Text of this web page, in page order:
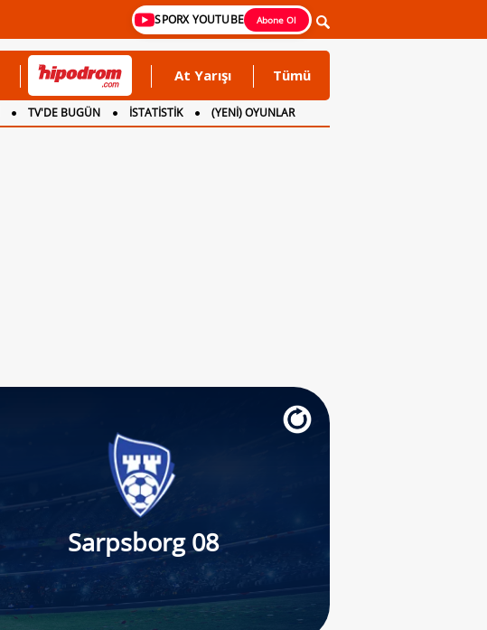
SPORX YOUTUBE Abone Ol
At Yarışı Tümü
TV'DE BUGÜN İSTATİSTİK
(YENİ) OYUNLAR
Sarpsborg 08